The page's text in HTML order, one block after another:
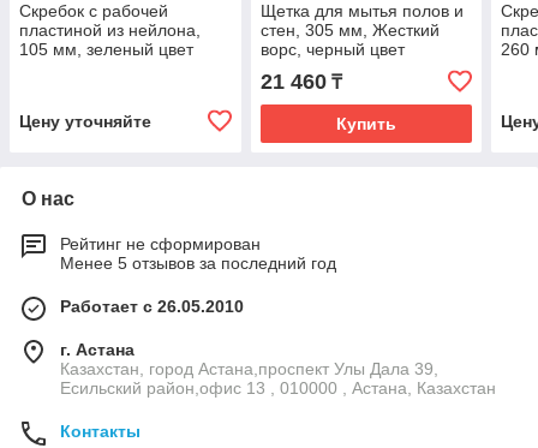
Скребок с рабочей
пластиной из нейлона,
105 мм, зеленый цвет
Цену уточняйте
Щетка для мытья полов и
стен, 305 мм, Жесткий
ворс, черный цвет
21 460₸
Купить
260
О нас
Рейтинг не сформирован
Менее 5 отзывов за последний год
Работает с 26.05.2010
г. Астана
Казахстан, город Астана,проспект Улы Дала 39,
Есильский район,офис 13 , 010000 , Астана, Казахстан
Контакты